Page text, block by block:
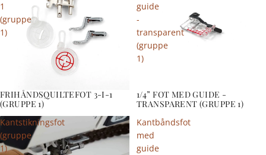
1
(gruppe
1)
FRIHÅNDSQUILTEFOT 3-I-1
(GRUPPE 1)
guide
-
transparent
(gruppe
1)
1/4” FOT MED GUIDE -
TRANSPARENT (GRUPPE 1)
Kantstikningsfot
(gruppe
1)
Kantbåndsfot
med
guide